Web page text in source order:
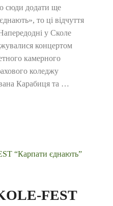
сюди додати ще
то ці відчуття
у Сколе
концертом
камерного
коледжу
Карабиця та …
FEST